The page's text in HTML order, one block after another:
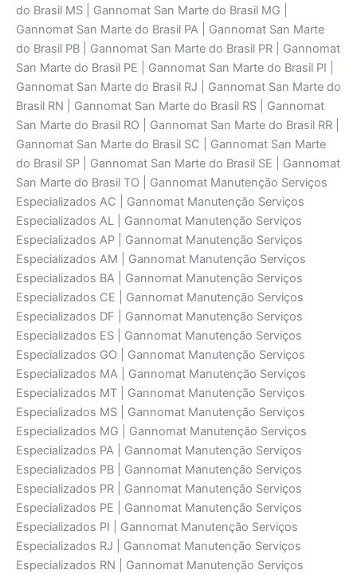
do Brasil MS | Gannomat San Marte do Brasil MG |
Gannomat San Marte do Brasil PA | Gannomat San Marte
do Brasil PB | Gannomat San Marte do Brasil PR | Gannomat
San Marte do Brasil PE | Gannomat San Marte do Brasil PI |
Gannomat San Marte do Brasil RJ | Gannomat San Marte do
Brasil RN | Gannomat San Marte do Brasil RS | Gannomat
San Marte do Brasil RO | Gannomat San Marte do Brasil RR |
Gannomat San Marte do Brasil SC | Gannomat San Marte
do Brasil SP | Gannomat San Marte do Brasil SE | Gannomat
San Marte do Brasil TO | Gannomat Manutenção Serviços
Especializados AC | Gannomat Manutenção Serviços
Especializados AL | Gannomat Manutenção Serviços
Especializados AP | Gannomat Manutenção Serviços
Especializados AM | Gannomat Manutenção Serviços
Especializados BA | Gannomat Manutenção Serviços
Especializados CE | Gannomat Manutenção Serviços
Especializados DF | Gannomat Manutenção Serviços
Especializados ES | Gannomat Manutenção Serviços
Especializados GO | Gannomat Manutenção Serviços
Especializados MA | Gannomat Manutenção Serviços
Especializados MT | Gannomat Manutenção Serviços
Especializados MS | Gannomat Manutenção Serviços
Especializados MG | Gannomat Manutenção Serviços
Especializados PA | Gannomat Manutenção Serviços
Especializados PB | Gannomat Manutenção Serviços
Especializados PR | Gannomat Manutenção Serviços
Especializados PE | Gannomat Manutenção Serviços
Especializados PI | Gannomat Manutenção Serviços
Especializados RJ | Gannomat Manutenção Serviços
Especializados RN | Gannomat Manutenção Serviços